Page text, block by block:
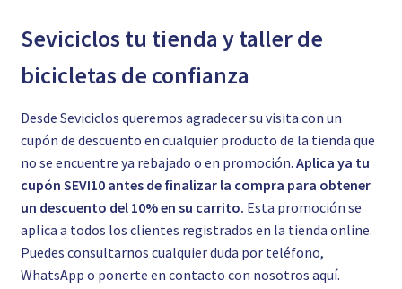
Seviciclos tu tienda y taller de
bicicletas de confianza
Desde Seviciclos queremos agradecer su visita con un
cupón de descuento en cualquier producto de la tienda que
no se encuentre ya rebajado o en promoción. Aplica ya tu
cupón SEVI10 antes de finalizar la compra para obtener
un descuento del 10% en su carrito. Esta promoción se
aplica a todos los clientes registrados en la tienda online.
Puedes consultarnos cualquier duda por teléfono,
WhatsApp o ponerte en contacto con nosotros aquí.